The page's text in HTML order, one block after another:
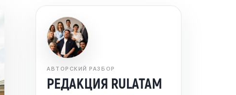
АВТОРСКИЙ РАЗБОР
РЕДАКЦИЯ RULATAM